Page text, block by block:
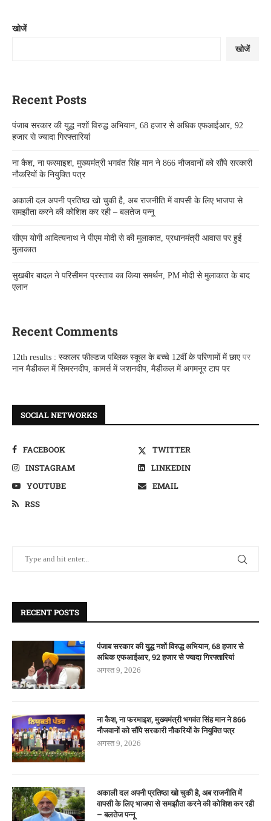
खोजें
खोजें
Recent Posts
पंजाब सरकार की युद्ध नशों विरुद्ध अभियान, 68 हजार से अधिक एफआईआर, 92
हजार से ज्यादा गिरफ्तारियां
ना कैश, ना फरमाइश, मुख्यमंत्री भगवंत सिंह मान ने 866 नौजवानों को सौंपे सरकारी
नौकरियों के नियुक्ति पत्र
अकाली दल अपनी प्रतिष्ठा खो चुकी है, अब राजनीति में वापसी के लिए भाजपा से
समझौता करने की कोशिश कर रही – बलतेज पन्नू
सीएम योगी आदित्यनाथ ने पीएम मोदी से की मुलाकात, प्रधानमंत्री आवास पर हुई
मुलाकात
सुखबीर बादल ने परिसीमन प्रस्ताव का किया समर्थन, PM मोदी से मुलाकात के बाद
एलान
Recent Comments
12th results : स्कालर फील्डज पब्लिक स्कूल के बच्चे 12वीं के परिणामों में छाएपर
नान मैडीकल में सिमरनदीप, कामर्स में जशनदीप, मैडीकल में अगमनूर टाप पर
SOCIAL NETWORKS
FACEBOOK
TWITTER
INSTAGRAM
LINKEDIN
YOUTUBE
EMAIL
RSS
RECENT POSTS
पंजाब सरकार की युद्ध नशों विरुद्ध अभियान, 68 हजार से
अधिक एफआईआर, 92 हजार से ज्यादा गिरफ्तारियां
अगस्त 9, 2026
ना कैश, ना फरमाइश, मुख्यमंत्री भगवंत सिंह मान ने 866
नौजवानों को सौंपे सरकारी नौकरियों के नियुक्ति पत्र
अगस्त 9, 2026
अकाली दल अपनी प्रतिष्ठा खो चुकी है, अब राजनीति में
वापसी के लिए भाजपा से समझौता करने की कोशिश कर रही
– बलतेज पन्नू